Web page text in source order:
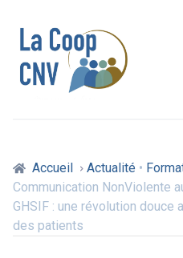
Accueil Actualité •
Communication NonViolente
GHSIF : une révolution
des patients